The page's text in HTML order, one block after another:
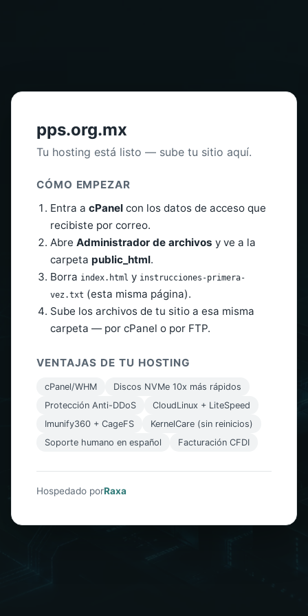
pps.org.mx
Tu hosting está listo — sube tu sitio aquí.
CÓMO EMPEZAR
Entra a cPanel con los datos de acceso que
recibiste por correo.
Abre Administrador de archivos y ve a la
carpeta public_html.
Borra index.html y instrucciones-primera-
vez.txt (esta misma página).
Sube los archivos de tu sitio a esa misma
carpeta — por cPanel o por FTP.
VENTAJAS DE TU HOSTING
cPanel/WHM
Discos NVMe 10x más rápidos
Protección Anti-DDoS
CloudLinux + LiteSpeed
Imunify360 + CageFS
KernelCare (sin reinicios)
Soporte humano en español
Facturación CFDI
Hospedado porRaxa